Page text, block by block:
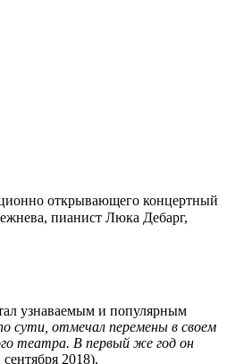
открывающего концертный
пианист Люка Дебарг,
узнаваемым и популярным
сути, отмечал перемены в своем
театра. В первый же год он
2018).